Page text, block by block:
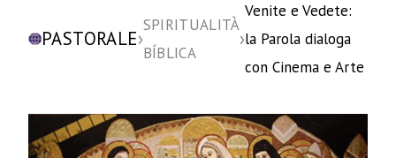
PASTORALE›
SPIRITUALITÀ
BÍBLICA
›
Venite e Vedete:
la Parola dialoga
con Cinema e Arte